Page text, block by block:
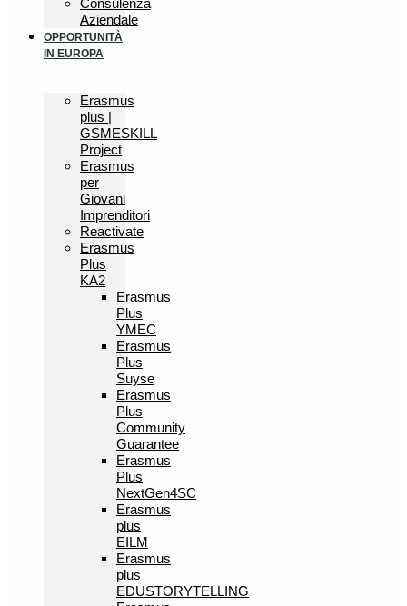
Consulenza
Aziendale
OPPORTUNITÀ
IN EUROPA
Erasmus
plus |
GSMESKILL
Project
Erasmus
per
Giovani
Imprenditori
Reactivate
Erasmus
Plus
KA2
Erasmus
Plus
YMEC
Erasmus
Plus
Suyse
Erasmus
Plus
Community
Guarantee
Erasmus
Plus
NextGen4SC
Erasmus
plus
EILM
Erasmus
plus
EDUSTORYTELLING